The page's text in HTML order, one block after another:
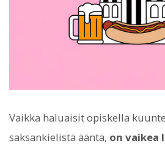
Vaikka haluaisit opiskella
saksankielistä ääntä, on vaikea